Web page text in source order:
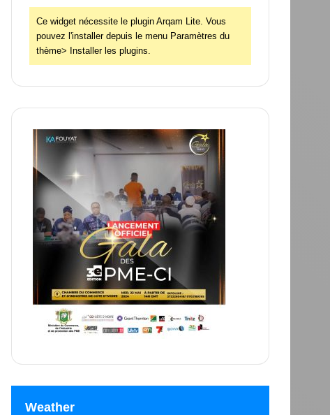
Ce widget nécessite le plugin Arqam Lite. Vous
pouvez l'installer depuis le menu Paramètres du
thème> Installer les plugins.
Weather